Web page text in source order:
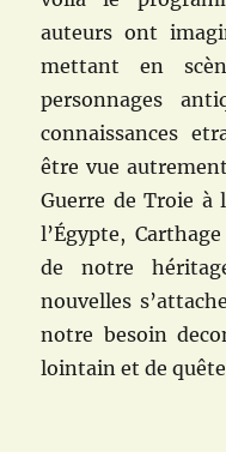
auteurs ont
mettant en
personnages
connaissances
être vue
Guerre de Troie à
l’Égypte,
de notre
nouvelles
notre besoin
lointain et de